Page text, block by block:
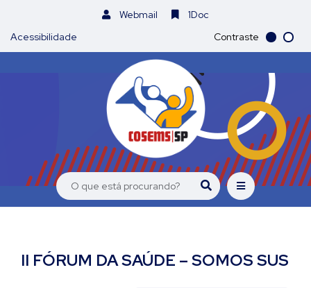
Webmail
1Doc
Acessibilidade
Contraste
II FÓRUM DA SAÚDE – SOMOS SUS